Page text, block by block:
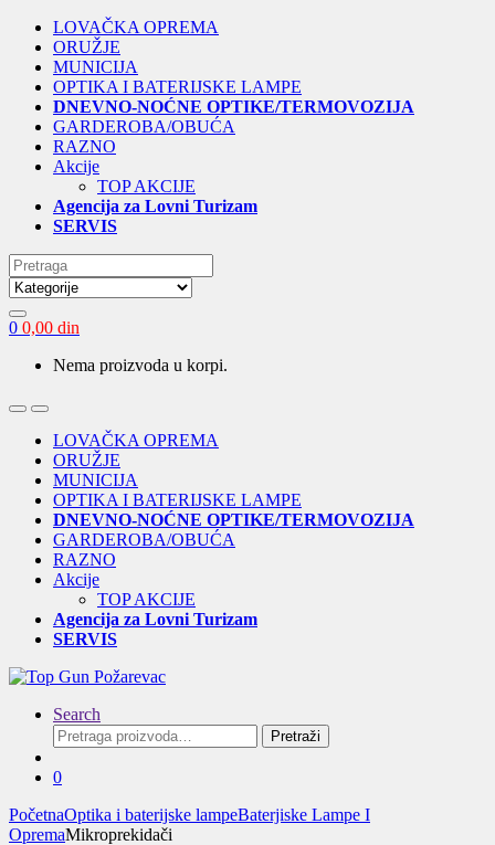
LOVAČKA OPREMA
ORUŽJE
MUNICIJA
OPTIKA I BATERIJSKE LAMPE
DNEVNO-NOĆNE OPTIKE/TERMOVOZIJA
GARDEROBA/OBUĆA
RAZNO
Akcije
TOP AKCIJE
Agencija za Lovni Turizam
SERVIS
Search
for:
0 0,00 din
Nema proizvoda u korpi.
OpenClose
LOVAČKA OPREMA
ORUŽJE
MUNICIJA
OPTIKA I BATERIJSKE LAMPE
DNEVNO-NOĆNE OPTIKE/TERMOVOZIJA
GARDEROBA/OBUĆA
RAZNO
Akcije
TOP AKCIJE
Agencija za Lovni Turizam
SERVIS
Search
Pretraga
za:
Pretraži
0
PočetnaOptika i baterijske lampeBaterjiske Lampe I
OpremaMikroprekidači